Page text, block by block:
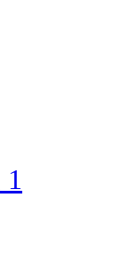
1